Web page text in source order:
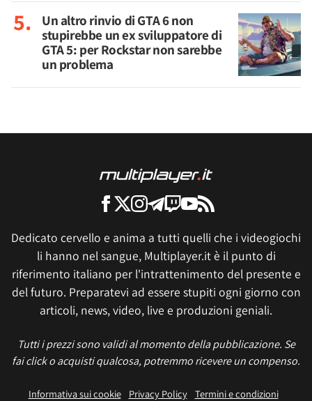
Un altro rinvio di GTA 6 non
stupirebbe un ex sviluppatore di
GTA 5: per Rockstar non sarebbe
un problema
Dedicato cervello e anima a tutti quelli che i videogiochi
li hanno nel sangue, Multiplayer.it è il punto di
riferimento italiano per l'intrattenimento del presente e
del futuro. Preparatevi ad essere stupiti ogni giorno con
articoli, news, video, live e produzioni geniali.
Tutti i prezzi sono validi al momento della pubblicazione. Se
fai click o acquisti qualcosa, potremmo ricevere un compenso.
Informativa sui cookie Privacy Policy
Termini e condizioni